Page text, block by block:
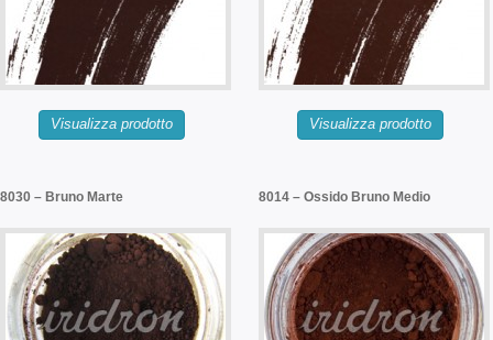
Visualizza prodotto Visualizza prodotto
8030 – Bruno Marte 8014 – Ossido Bruno Medio